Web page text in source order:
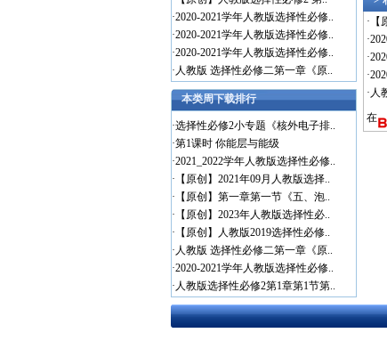
·2020-2021学年人教版选择性必修..
·2020-2021学年人教版选择性必修..
·2020-2021学年人教版选择性必修..
· 人教版 选择性必修二第一章《原..
本类周下载排行
·选择性必修2小专题《核外电子排..
·第1课时 你能层与能级
·2021_2022学年人教版选择性必修..
· 【原创】2021年09月人教版选择..
· 【原创】第一章第一节《五、泡..
· 【原创】2023年人教版选择性必..
· 【原创】人教版2019选择性必修..
· 人教版 选择性必修二第一章《原..
·2020-2021学年人教版选择性必修..
· 人教版选择性必修2第1章第1节第..
·
·
·
·
· 人
在